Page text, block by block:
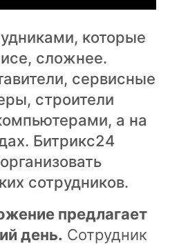
которые
сложнее.
сервисные
строители
а на
Битрикс24
сотрудников.
предлагает
день. Сотрудник